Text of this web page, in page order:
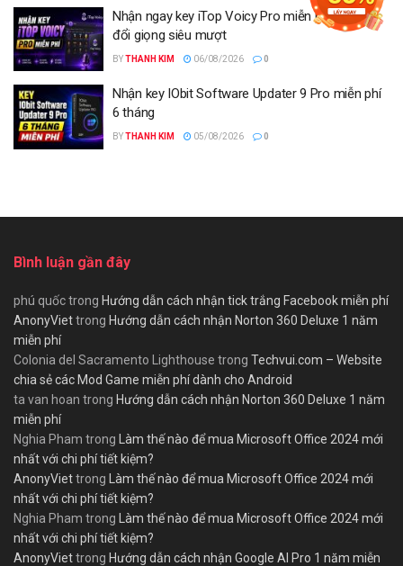
Nhận ngay key iTop Voicy Pro miễn phí 6 tháng
đổi giọng siêu mượt
BYTHANH KIM 06/08/2026 0
Nhận key IObit Software Updater 9 Pro miễn phí
6 tháng
BYTHANH KIM 05/08/2026 0
Bình luận gần đây
phú quốctrong Hướng dẫn cách nhận tick trắng Facebook miễn phí
AnonyViettrong Hướng dẫn cách nhận Norton 360 Deluxe 1 năm
miễn phí
Colonia del Sacramento Lighthouse trong Techvui.com – Website
chia sẻ các Mod Game miễn phí dành cho Android
ta van hoan trong Hướng dẫn cách nhận Norton 360 Deluxe 1 năm
miễn phí
Nghia Pham trong
Làm thế nào để mua Microsoft Office 2024 mới
nhất với chi phí tiết kiệm?
AnonyViettrong
Làm thế nào để mua Microsoft Office 2024 mới
nhất với chi phí tiết kiệm?
Nghia Pham trong
Làm thế nào để mua Microsoft Office 2024 mới
nhất với chi phí tiết kiệm?
AnonyViettrong Hướng dẫn cách nhận Google AI Pro 1 năm miễn